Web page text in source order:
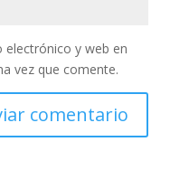
electrónico y web en
vez que comente.